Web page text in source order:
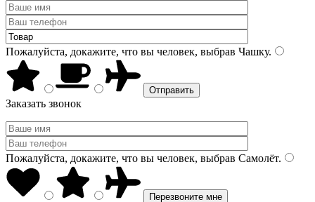
Пожалуйста, докажите, что вы человек, выбрав Чашку.
Заказать звонок
Пожалуйста, докажите, что вы человек, выбрав Самолёт.